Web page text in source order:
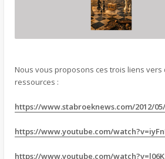
Nous vous proposons ces trois liens
ressources :
https://www.stabroeknews.com/2012/
https://www.youtube.com/
https://www.youtube.com/